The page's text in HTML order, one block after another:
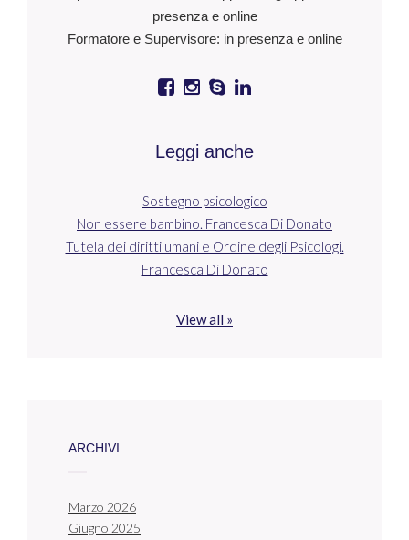
presenza e online
Formatore e Supervisore: in presenza e online
Leggi anche
Sostegno psicologico
Non essere bambino. Francesca Di Donato
Tutela dei diritti umani e Ordine degli Psicologi.
Francesca Di Donato
View all »
ARCHIVI
Marzo 2026
Giugno 2025